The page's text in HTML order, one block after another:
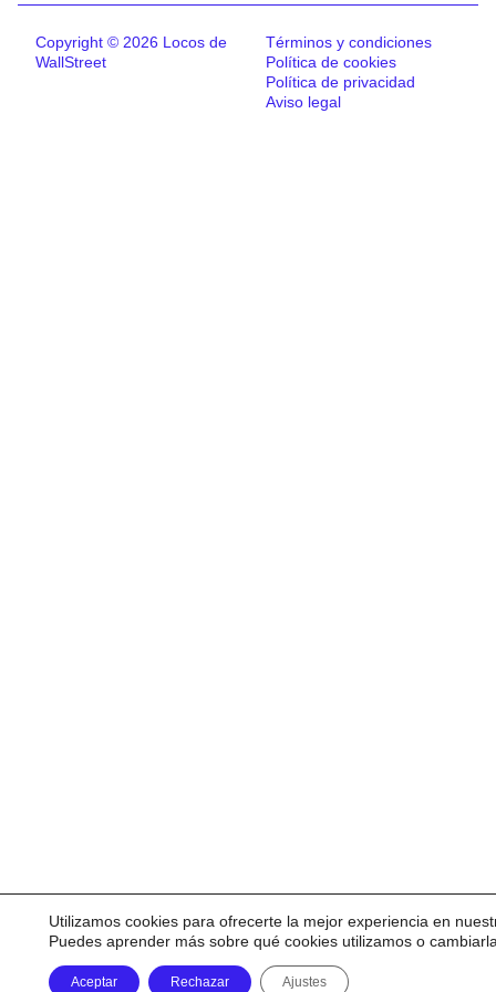
Copyright © 2026 Locos de
WallStreet
Términos y condiciones
Política de cookies
Política de privacidad
Aviso legal
Utilizamos cookies para ofrecerte la mejor experiencia en
Puedes aprender más sobre qué cookies utilizamos o
Aceptar Rechazar Ajustes